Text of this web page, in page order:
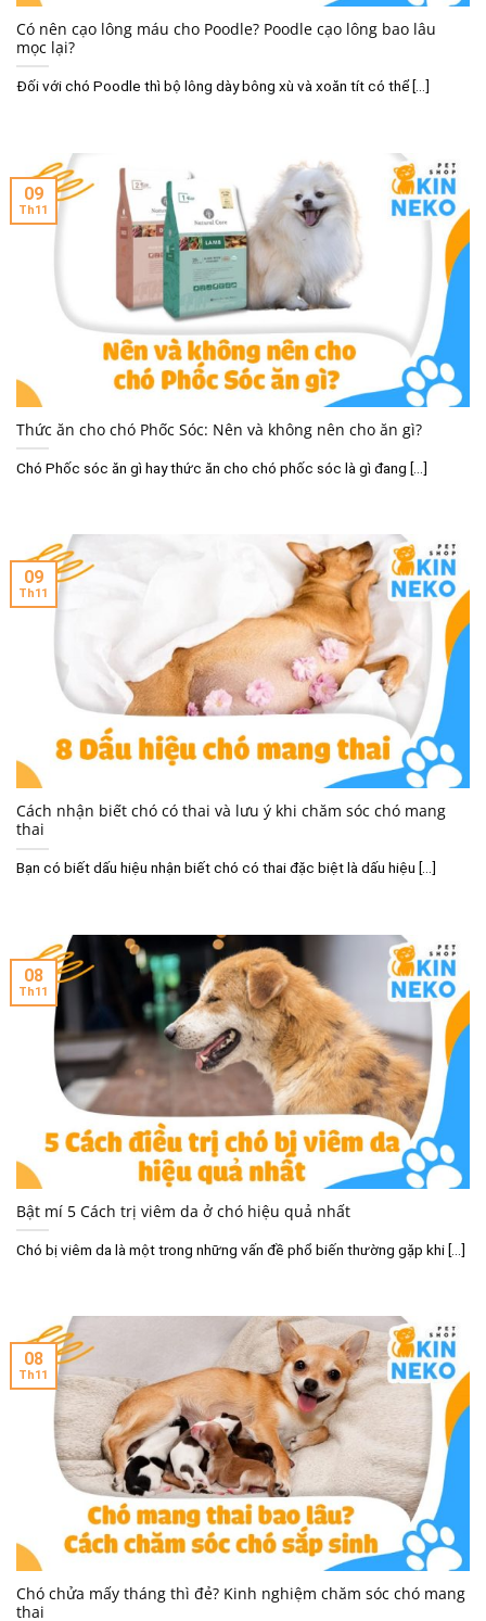
Có nên cạo lông máu cho Poodle? Poodle cạo lông bao lâu
mọc lại?
Đối với chó Poodle thì bộ lông dày bông xù và xoăn tít có thể [...]
Thức ăn cho chó Phốc Sóc: Nên và không nên cho ăn gì?
Chó Phốc sóc ăn gì hay thức ăn cho chó phốc sóc là gì đang [...]
09
Th11
Cách nhận biết chó có thai và lưu ý khi chăm sóc chó mang
thai
Bạn có biết dấu hiệu nhận biết chó có thai đặc biệt là dấu hiệu [...]
09
Th11
Bật mí 5 Cách trị viêm da ở chó hiệu quả nhất
Chó bị viêm da là một trong những vấn đề phổ biến thường gặp khi [...]
08
Th11
Chó chửa mấy tháng thì đẻ? Kinh nghiệm chăm sóc chó mang
thai
08
Th11